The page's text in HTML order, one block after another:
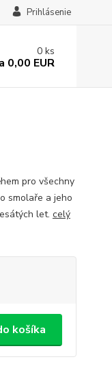
Prihlásenie
0 ks
0,00 EUR
pro všechny
smolaře a jeho
let. celý
košíka